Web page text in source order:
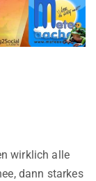
wirklich alle
dann starkes